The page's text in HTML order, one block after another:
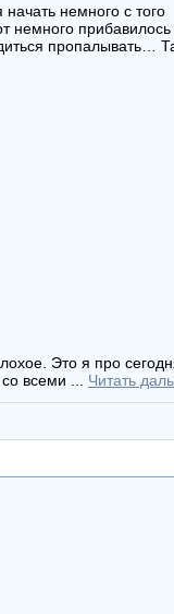
немного с того
немного прибавилось
пропалывать…
Это я про
всеми
Читать